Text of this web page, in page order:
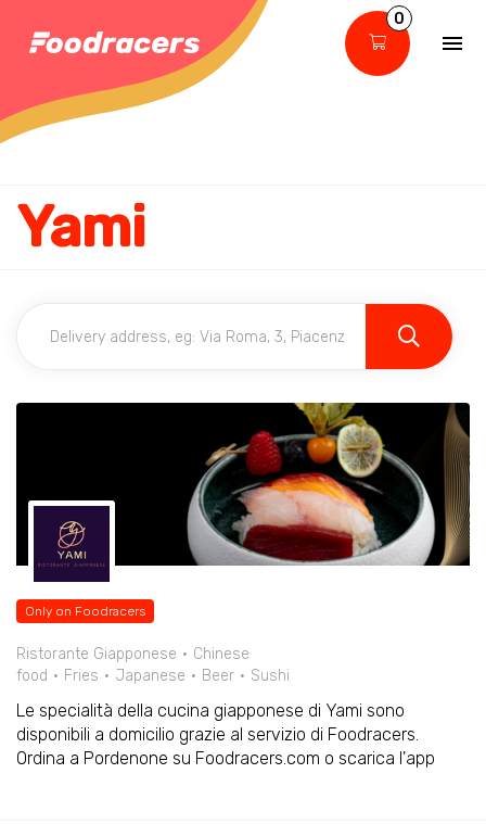
0
Yami
Only on Foodracers
Ristorante Giapponese
Chinese
food
Fries Japanese Beer Sushi
Le specialità della cucina giapponese di Yami sono
disponibili a domicilio grazie al servizio di Foodracers.
Ordina a Pordenone su Foodracers.com o scarica l'app